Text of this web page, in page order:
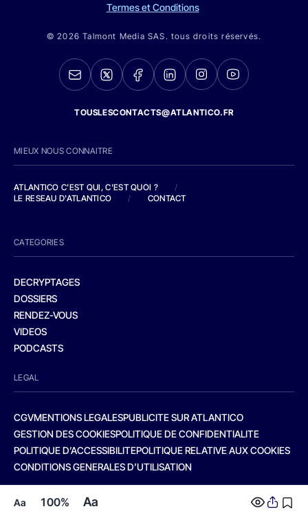
Aa 100% Aa
Termes et Conditions
© 2026 Talmont Media SAS. tous droits réservés.
TOUSLESCONTACTS@ATLANTICO.FR
MIEUX NOUS CONNAITRE
ATLANTICO C'EST QUI, C'EST QUOI ?
/
LE RESEAU D'ATLANTICO
/ CONTACT
CATEGORIES
DECRYPTAGES
DOSSIERS
RENDEZ-VOUS
VIDEOS
PODCASTS
LEGAL
CGVMENTIONS LEGALESPUBLICITE SUR ATLANTICO
GESTION DES COOKIESPOLITIQUE DE CONFIDENTIALITE
POLITIQUE D’ACCESSIBILITEPOLITIQUE RELATIVE AUX COOKIES
CONDITIONS GENERALES D’UTILISATION